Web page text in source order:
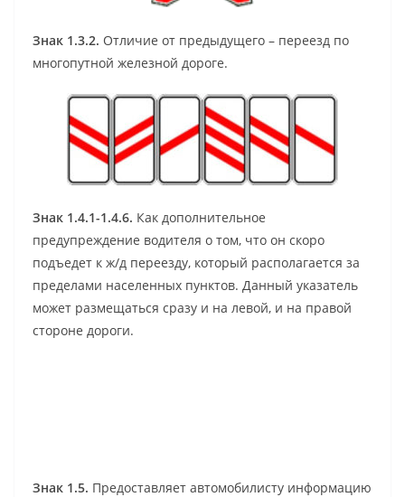
Знак 1.3.2. Отличие от предыдущего – переезд по
многопутной железной дороге.
Знак 1.4.1-1.4.6. Как дополнительное
предупреждение водителя о том, что он скоро
подъедет к ж/д переезду, который располагается за
пределами населенных пунктов. Данный указатель
может размещаться сразу и на левой, и на правой
стороне дороги.
Знак 1.5. Предоставляет автомобилисту информацию